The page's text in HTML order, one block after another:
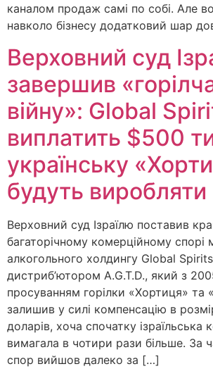
каналом продаж самі по собі. Але
навколо бізнесу додатковий шар
Верховний суд
завершив
війну»: Global
виплатить $500
українську
будуть виробляти
Верховний суд Ізраїлю поставив
багаторічному комерційному спорі
алкогольного холдингу Global Spirits
дистриб’ютором A.G.T.D., який з
просуванням горілки «Хортиця»
залишив у силі компенсацію в
доларів, хоча спочатку ізраїльська
вимагала в чотири рази більше. За
спор вийшов далеко за […]